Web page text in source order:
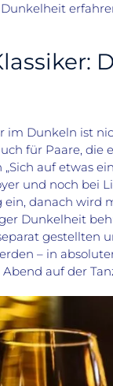
im Dunkeln ist
für Paare, die
„Sich auf etwas
und noch bei
ein, danach wird
Dunkelheit
gestellten
– in
auf der